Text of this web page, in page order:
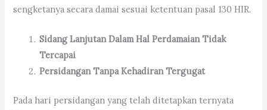
sengketanya secara damai sesuai ketentuan pasal 130 HIR.
Sidang Lanjutan Dalam Hal Perdamaian Tidak
Tercapai
Persidangan Tanpa Kehadiran Tergugat
Pada hari persidangan yang telah ditetapkan ternyata